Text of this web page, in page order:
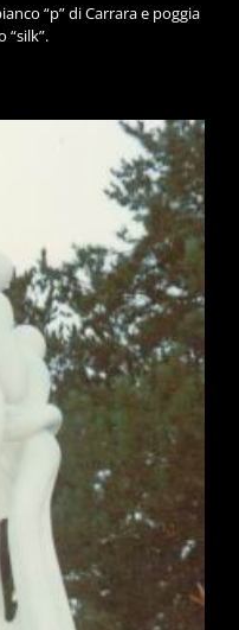
“p” di Carrara e poggia
“silk”.